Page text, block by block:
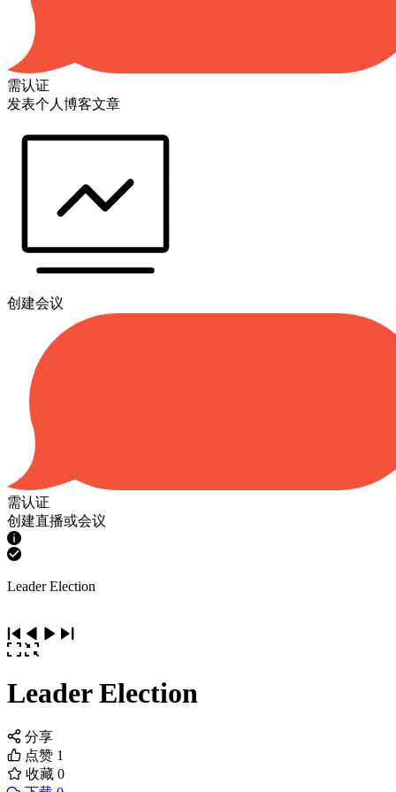
需认证
发表个人博客文章
创建会议
需认证
创建直播或会议
Leader Election
Leader Election
分享
点赞 1
收藏 0